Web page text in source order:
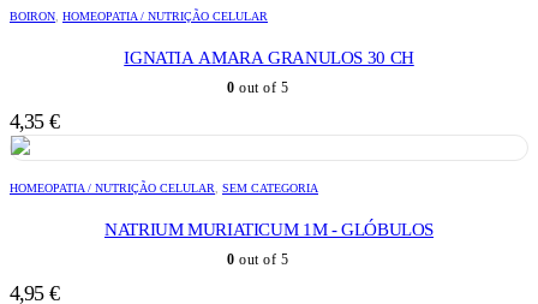
BOIRON HOMEOPATIA / NUTRIÇÃO CELULAR
IGNATIA AMARA GRANULOS 30 CH
0 out of 5
4,35 €
HOMEOPATIA / NUTRIÇÃO CELULAR SEM CATEGORIA
NATRIUM MURIATICUM 1M - GLÓBULOS
0 out of 5
4,95 €